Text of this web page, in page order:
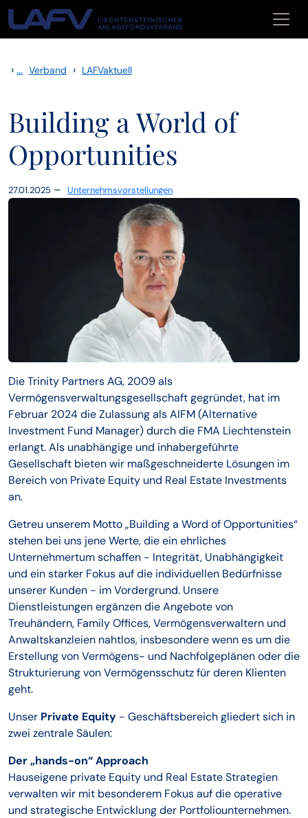
Zum Inhalt springen
›... Verband › LAFVaktuell
Building a World of
Opportunities
27.01.2025 – Unternehmsvorstellungen
Die Trinity Partners AG, 2009 als
Vermögensverwaltungsgesellschaft gegründet, hat im
Februar 2024 die Zulassung als AIFM (Alternative
Investment Fund Manager) durch die FMA Liechtenstein
erlangt. Als unabhängige und inhabergeführte
Gesellschaft bieten wir maßgeschneiderte Lösungen im
Bereich von Private Equity und Real Estate Investments
an.
Getreu unserem Motto „Building a Word of Opportunities“
stehen bei uns jene Werte, die ein ehrliches
Unternehmertum schaffen - Integrität, Unabhängigkeit
und ein starker Fokus auf die individuellen Bedürfnisse
unserer Kunden - im Vordergrund. Unsere
Dienstleistungen ergänzen die Angebote von
Treuhändern, Family Offices, Vermögensverwaltern und
Anwaltskanzleien nahtlos, insbesondere wenn es um die
Erstellung von Vermögens- und Nachfolgeplänen oder die
Strukturierung von Vermögensschutz für deren Klienten
geht.
Unser Private Equity - Geschäftsbereich gliedert sich in
zwei zentrale Säulen:
Der „hands-on“ Approach
Hauseigene private Equity und Real Estate Strategien
verwalten wir mit besonderem Fokus auf die operative
und strategische Entwicklung der Portfoliounternehmen.